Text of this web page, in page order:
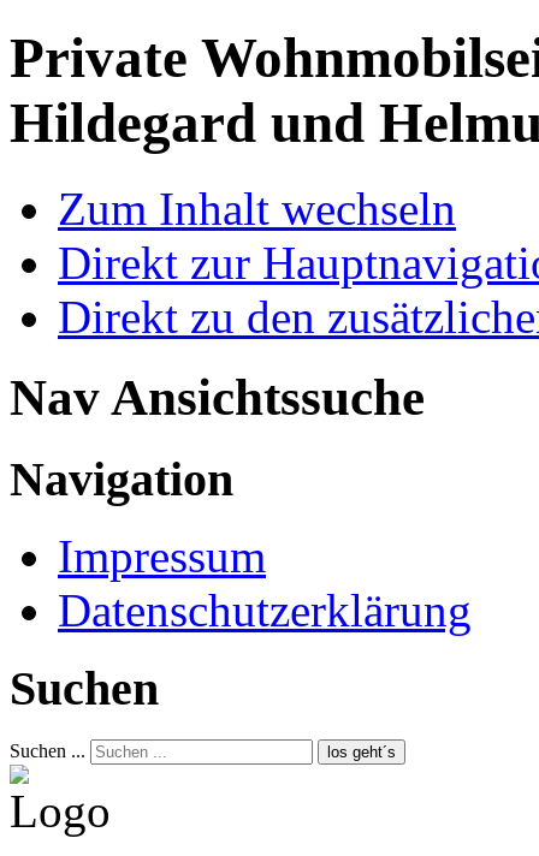
Private
Hildegard und
Zum Inhalt wechseln
Direkt zur
Direkt zu den
Nav Ansichtssuche
Navigation
Impressum
Datenschutzerklärung
Suchen
Suchen ... los geht´s